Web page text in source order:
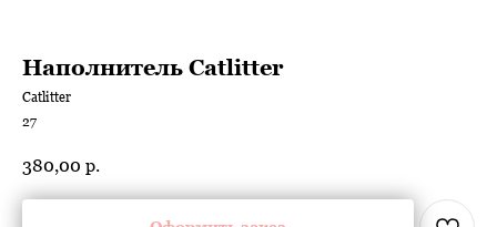
Наполнитель Catlitter
Catlitter
27
380,00 р.